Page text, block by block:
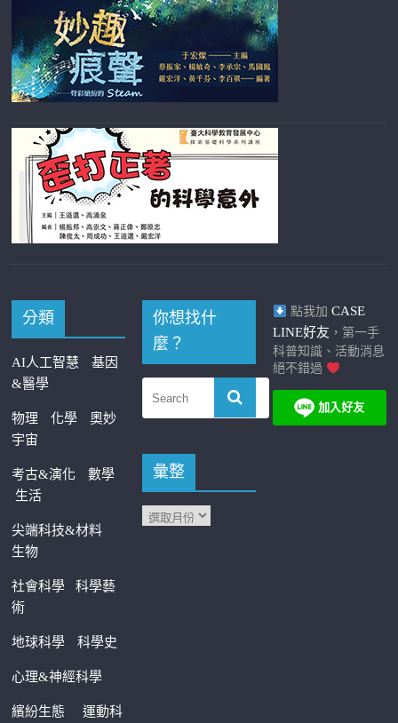
分類
AI人工智慧
基因
&醫學
物理 化學
奧妙
宇宙
考古&演化
數學
生活
尖端科技&材料
生物
社會科學科學藝
術
地球科學 科學史
心理&神經科學
繽紛生態運動科
你想找什
麼？
彙整
點我加 CASE
LINE好友 ，第一手
科普知識、活動消息
絕不錯過